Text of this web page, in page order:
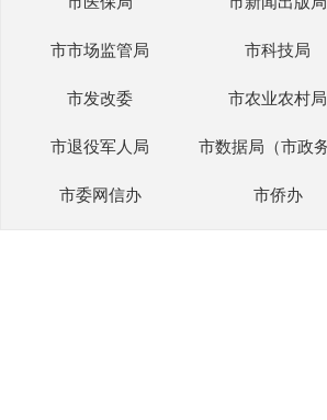
市市场监管局 市科技局
市发改委 市农业农村局
市退役军人局
市委网信办 市侨办